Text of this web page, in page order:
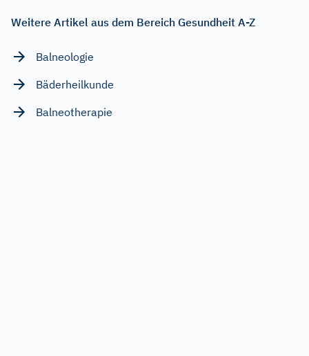
Weitere Artikel aus dem Bereich Gesundheit A-Z
Balneologie
Bäderheilkunde
Balneotherapie